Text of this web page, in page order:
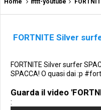
Home ifttt-youtube
FORTNITE Silver
FORTNITE Silver surfer
SPACCA! O quasi dai :p
Guarda il video
: